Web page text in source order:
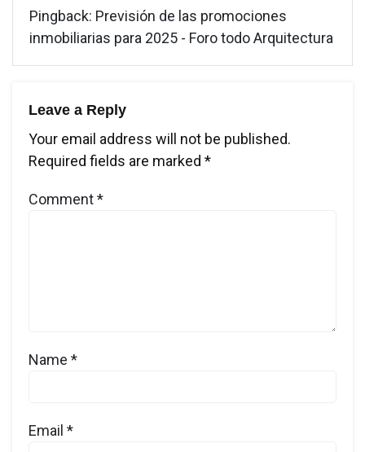
Pingback: Previsión de las promociones
inmobiliarias para 2025 - Foro todo Arquitectura
Leave a Reply
Your email address will not be published.
Required fields are marked *
Comment*
Name *
Email *